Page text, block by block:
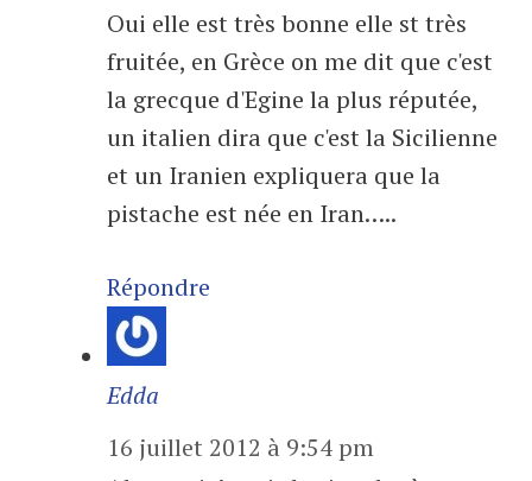
Oui elle est très bonne elle st très
fruitée, en Grèce on me dit que c'est
la grecque d'Egine la plus réputée,
un italien dira que c'est la Sicilienne
et un Iranien expliquera que la
pistache est née en Iran…..
Répondre
Edda
16 juillet 2012 à 9:54 pm